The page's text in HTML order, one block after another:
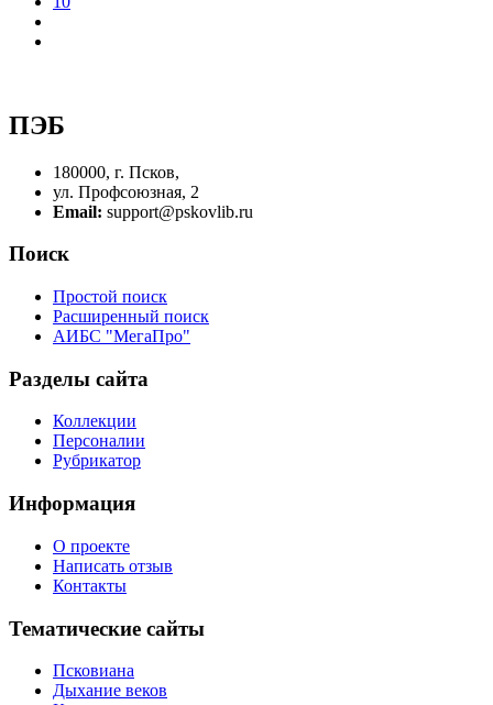
ПЭБ
180000, г. Псков,
ул. Профсоюзная, 2
Email: support@pskovlib.ru
Поиск
Простой поиск
Расширенный поиск
АИБС "МегаПро"
Разделы сайта
Коллекции
Персоналии
Рубрикатор
Информация
О проекте
Написать отзыв
Контакты
Тематические сайты
Псковиана
Дыхание веков